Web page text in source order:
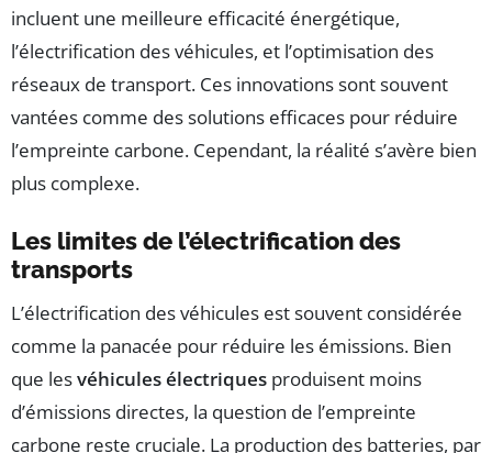
incluent une meilleure efficacité énergétique,
l’électrification des véhicules, et l’optimisation des
réseaux de transport. Ces innovations sont souvent
vantées comme des solutions efficaces pour réduire
l’empreinte carbone. Cependant, la réalité s’avère bien
plus complexe.
Les limites de l’électrification des
transports
L’électrification des véhicules est souvent considérée
comme la panacée pour réduire les émissions. Bien
que lesvéhicules électriques produisent moins
d’émissions directes, la question de l’empreinte
carbone reste cruciale. La production des batteries, par